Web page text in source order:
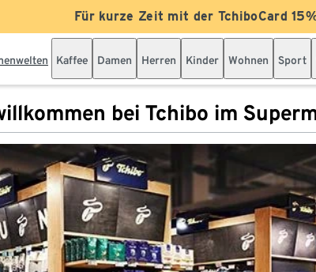
Für kurze Zeit mit der TchiboCard
Kaffee Damen Herren Kinder Wohnen Sport
bei Tchibo im